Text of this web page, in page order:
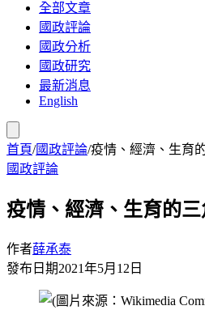
全部文章
國政評論
國政分析
國政研究
最新消息
English
首頁/國政評論/疫情、經濟、生育
國政評論
疫情、經濟、生育的
作者薛承泰
發布日期2021年5月12日